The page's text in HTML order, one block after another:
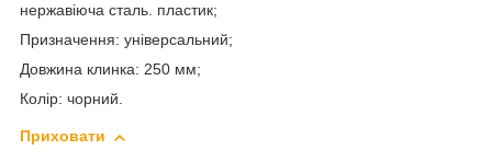
нержавіюча сталь. пластик;
Призначення: універсальний;
Довжина клинка: 250 мм;
Колір: чорний.
Приховати